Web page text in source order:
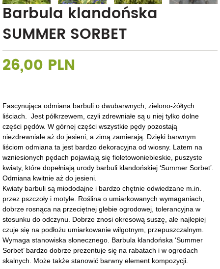
Barbula klandońska
SUMMER SORBET
26,00 PLN
Fascynująca odmiana barbuli o dwubarwnych, zielono-żółtych
liściach. Jest półkrzewem, czyli zdrewniałe są u niej tylko dolne
części pędów. W górnej części wszystkie pędy pozostają
niezdrewniałe aż do jesieni, a zimą zamierają. Dzięki barwnym
liściom odmiana ta jest bardzo dekoracyjna od wiosny. Latem na
wzniesionych pędach pojawiają się fioletowoniebieskie, puszyste
kwiaty, które dopełniają urody barbuli klandońskiej ‘Summer Sorbet’.
Odmiana kwitnie aż do jesieni.
Kwiaty barbuli są miododajne i bardzo chętnie odwiedzane m.in.
przez pszczoły i motyle. Roślina o umiarkowanych wymaganiach,
dobrze rosnąca na przeciętnej glebie ogrodowej, tolerancyjna w
stosunku do odczynu. Dobrze znosi okresową suszę, ale najlepiej
czuje się na podłożu umiarkowanie wilgotnym, przepuszczalnym.
Wymaga stanowiska słonecznego. Barbula klandońska ‘Summer
Sorbet’ bardzo dobrze prezentuje się na rabatach i w ogrodach
skalnych. Może także stanowić barwny element kompozycji.